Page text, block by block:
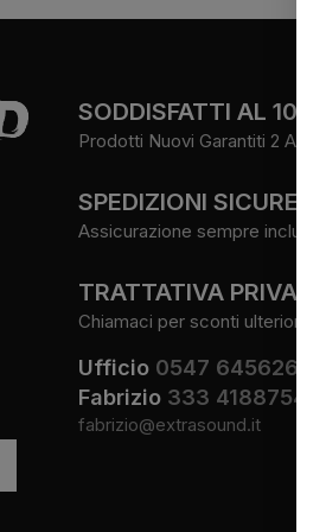
SODDISFATTI AL 100%
Prodotti Nuovi Garantiti 2 Anni.
SPEDIZIONI SICURE
Assicurazione sempre inclusa.
TRATTATIVA PRIVATA
Chiamaci per sconti ulteriori.
Ufficio 0547 645626
Fabrizio 333 4188754
fabrizio@extrasound.it